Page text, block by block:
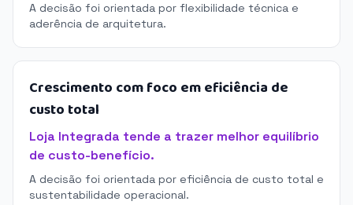
A decisão foi orientada por flexibilidade técnica e
aderência de arquitetura.
Crescimento com foco em eficiência de
custo total
Loja Integrada tende a trazer melhor equilíbrio
de custo-benefício.
A decisão foi orientada por eficiência de custo total e
sustentabilidade operacional.